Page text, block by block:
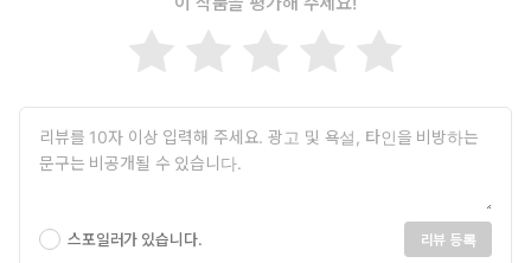
스포일러가 있습니다. 리뷰 등록